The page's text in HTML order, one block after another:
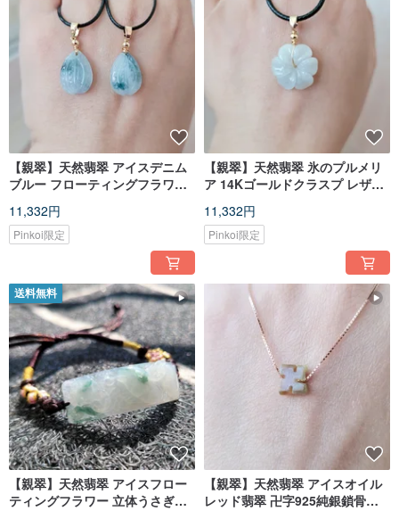
【親翠】天然翡翠 アイスデニム
ブルー フローティングフラワー
チョーカー ユニークなモチーフ
11,332円
Pinkoi限定
【親翠】天然翡翠 氷のプルメリ
ア 14Kゴールドクラスプ レザー
11,332円
Pinkoi限定
送料無料
【親翠】天然翡翠 アイスフロー
ティングフラワー 立体うさぎの
【親翠】天然翡翠 アイスオイル
レッド翡翠 卍字925純銀鎖骨ネ